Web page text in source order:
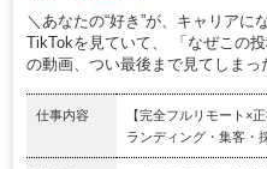
＼あなたの“好き”が、キャリア
TikTokを見ていて、 「なぜこの
の動画、つい最後まで見てしま
仕事内容
【完全フルリモート×
ランディング・集客・